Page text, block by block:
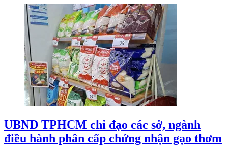
UBND TPHCM chỉ đạo các sở, ngành
điều hành phân cấp chứng nhận gạo thơm